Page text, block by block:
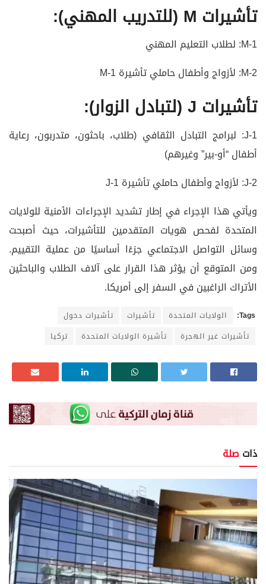
تأشيرات M (للتدريب المهني):
M-1: لطلاب التعليم المهني
M-2: لأزواج وأطفال حاملي تأشيرة M-1
تأشيرات J (لتبادل الزوار):
J-1: لبرامج التبادل الثقافي (طلاب، باحثون، متدربون، رعاية
أطفال “أو-بير” وغيرهم)
J-2: لأزواج وأطفال حاملي تأشيرة J-1
ويأتي هذا الإجراء في إطار تشديد الإجراءات الأمنية للولايات
المتحدة لفحص هويات المتقدمين للتأشيرات، حيث أصبحت
وسائل التواصل الاجتماعي جزءًا أساسيًا من عملية التقييم.
ومن المتوقع أن يؤثر هذا القرار على آلاف الطلاب والباحثين
الأتراك الراغبين في السفر إلى أمريكا.
Tags: الولايات المتحدة تأشيرات
تأشيرات دخول
تأشيرات غير الهجرة
تأشيرة الولايات المتحدة تركيا
ذات صلة